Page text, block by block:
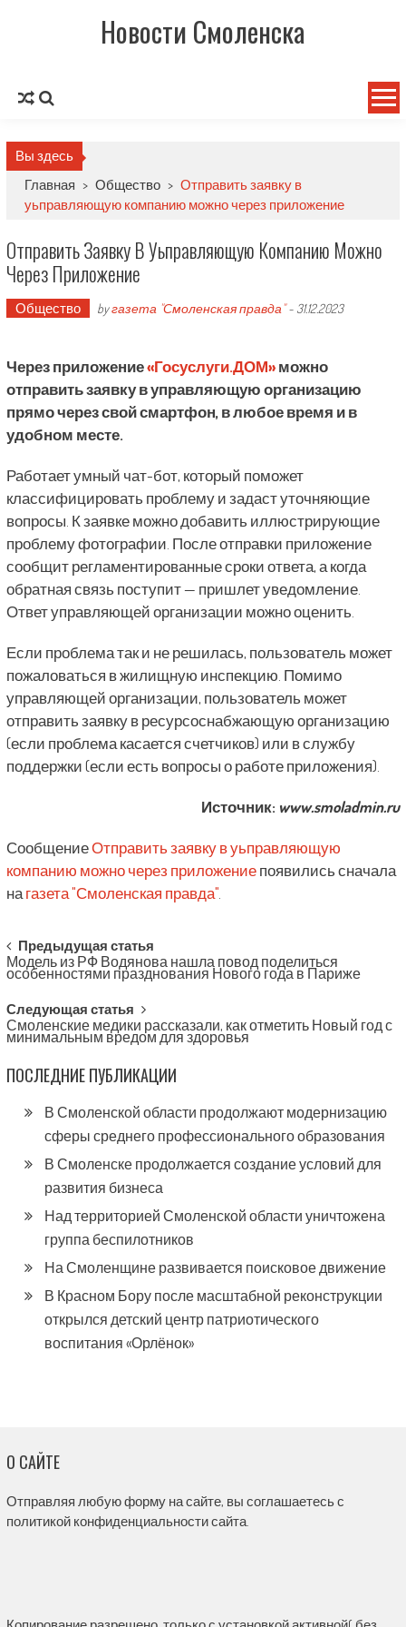
Новости Смоленска
Вы здесь
Главная > Общество > Отправить заявку в
уьправляющую компанию можно через приложение
Отправить Заявку В Уьправляющую Компанию Можно
Через Приложение
Общество byгазета "Смоленская правда"- 31.12.2023
Через приложение«Госуслуги.ДОМ»можно
отправить заявку в управляющую организацию
прямо через свой смартфон, в любое время и в
удобном месте.
Работает умный чат-бот, который поможет
классифицировать проблему и задаст уточняющие
вопросы. К заявке можно добавить иллюстрирующие
проблему фотографии. После отправки приложение
сообщит регламентированные сроки ответа, а когда
обратная связь поступит — пришлет уведомление.
Ответ управляющей организации можно оценить.
Если проблема так и не решилась, пользователь может
пожаловаться в жилищную инспекцию. Помимо
управляющей организации, пользователь может
отправить заявку в ресурсоснабжающую организацию
(если проблема касается счетчиков) или в службу
поддержки (если есть вопросы о работе приложения).
Источник: www.smoladmin.ru
СообщениеОтправить заявку в уьправляющую
компанию можно через приложениепоявились сначала
нагазета "Смоленская правда".
Post
navigation
Предыдущая статья
Модель из РФ Водянова нашла повод поделиться
особенностями празднования Нового года в Париже
Следующая статья
Смоленские медики рассказали, как отметить Новый год с
минимальным вредом для здоровья
ПОСЛЕДНИЕ ПУБЛИКАЦИИ
В Смоленской области продолжают модернизацию
сферы среднего профессионального образования
В Смоленске продолжается создание условий для
развития бизнеса
Над территорией Смоленской области уничтожена
группа беспилотников
На Смоленщине развивается поисковое движение
В Красном Бору после масштабной реконструкции
открылся детский центр патриотического
воспитания «Орлёнок»
О САЙТЕ
Отправляя любую форму на сайте, вы соглашаетесь с
политикой конфиденциальности сайта.